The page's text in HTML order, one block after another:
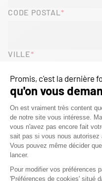
CODE POSTAL
VILLE
PAYS
VOUS ÊTES